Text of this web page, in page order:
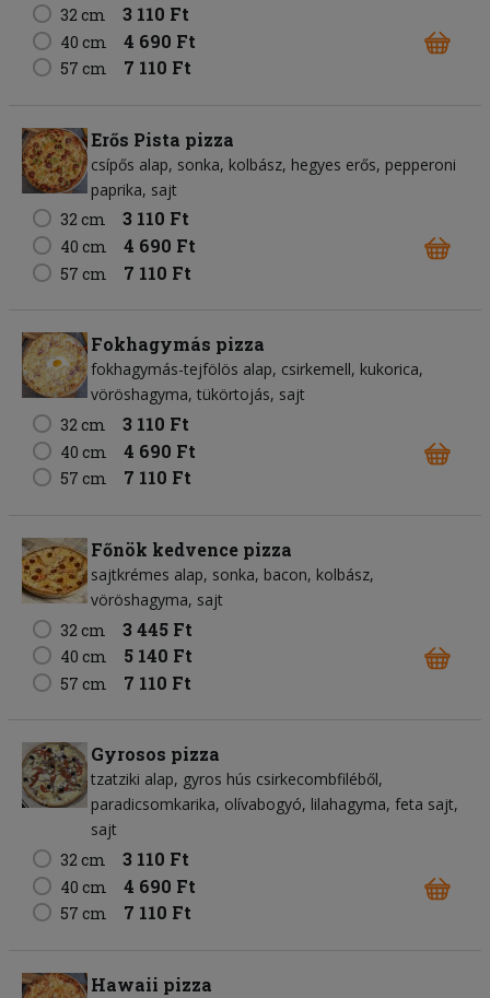
32 cm
3 110 Ft
40 cm 4 690 Ft
57 cm 7 110 Ft
Erős Pista pizza
csípős alap sonka kolbász hegyes erős pepperoni
paprika sajt
32 cm
3 110 Ft
40 cm 4 690 Ft
57 cm 7 110 Ft
Fokhagymás pizza
fokhagymás-tejfölös alap csirkemell kukorica
vöröshagyma tükörtojás sajt
32 cm
3 110 Ft
40 cm 4 690 Ft
57 cm 7 110 Ft
Főnök kedvence pizza
sajtkrémes alap sonka bacon kolbász
vöröshagyma sajt
32 cm
3 445 Ft
40 cm 5 140 Ft
57 cm 7 110 Ft
Gyrosos pizza
tzatziki alap gyros hús csirkecombfiléből
paradicsomkarika olívabogyó lilahagyma feta sajt
sajt
32 cm
3 110 Ft
40 cm 4 690 Ft
57 cm 7 110 Ft
Hawaii pizza